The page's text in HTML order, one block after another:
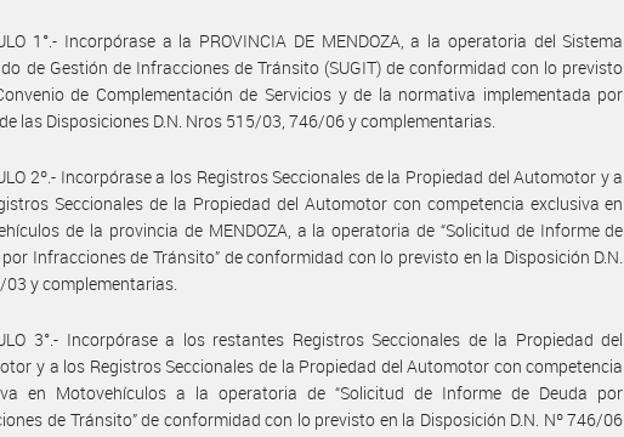
1°.- Incorpórase a la PROVINCIA DE MENDOZA, a la operatoria del Sistema
de Gestión de Infracciones de Tránsito (SUGIT) de conformidad con lo previsto
de Complementación de Servicios y de la normativa implementada por
las Disposiciones D.N. Nros 515/03, 746/06 y complementarias.
2º.- Incorpórase a los Registros Seccionales de la Propiedad del Automotor y a
Seccionales de la Propiedad del Automotor con competencia exclusiva en
de la provincia de MENDOZA, a la operatoria de “Solicitud de Informe de
Infracciones de Tránsito” de conformidad con lo previsto en la Disposición D.N.
03 y complementarias.
3°.- Incorpórase a los restantes Registros Seccionales de la Propiedad del
y a los Registros Seccionales de la Propiedad del Automotor con competencia
en Motovehículos a la operatoria de “Solicitud de Informe de Deuda por
de Tránsito” de conformidad con lo previsto en la Disposición D.N. Nº 746/06